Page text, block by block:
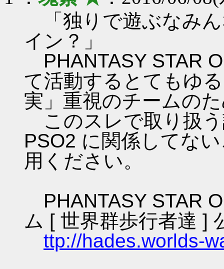
「独りで遊ぶなみ
イン？」
PHANTASY STAR
て活動するとてもゆ
実」重視のチームの
このスレで取り扱
PSO2 に関係してな
用ください。
PHANTASY STAR
ム [ 世界群歩行者達 ]
ttp://hades.worlds-